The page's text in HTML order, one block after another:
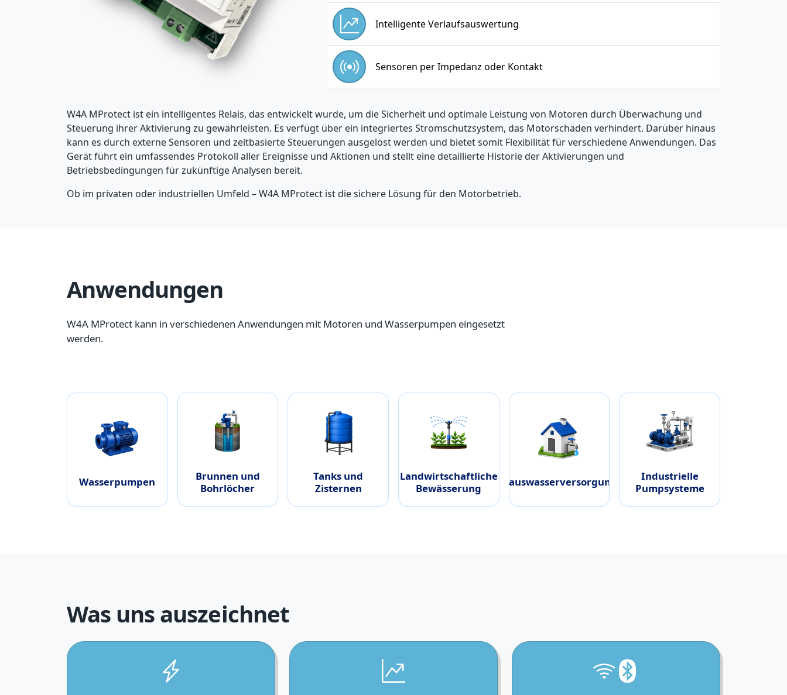
Intelligente Verlaufsauswertung
Sensoren per Impedanz oder Kontakt
W4A MProtect ist ein intelligentes Relais, das entwickelt wurde, um die Sicherheit und optimale Leistung von Motoren durch Überwachung und
Steuerung ihrer Aktivierung zu gewährleisten. Es verfügt über ein integriertes Stromschutzsystem, das Motorschäden verhindert. Darüber hinaus
kann es durch externe Sensoren und zeitbasierte Steuerungen ausgelöst werden und bietet somit Flexibilität für verschiedene Anwendungen. Das
Gerät führt ein umfassendes Protokoll aller Ereignisse und Aktionen und stellt eine detaillierte Historie der Aktivierungen und
Betriebsbedingungen für zukünftige Analysen bereit.
Ob im privaten oder industriellen Umfeld – W4A MProtect ist die sichere Lösung für den Motorbetrieb.
Anwendungen
W4A MProtect kann in verschiedenen Anwendungen mit Motoren und Wasserpumpen eingesetzt
werden.
Wasserpumpen
Brunnen und
Bohrlöcher
Tanks und
Zisternen
Landwirtschaftliche
Bewässerung
Hauswasserversorgung
Industrielle
Pumpsysteme
Was uns auszeichnet